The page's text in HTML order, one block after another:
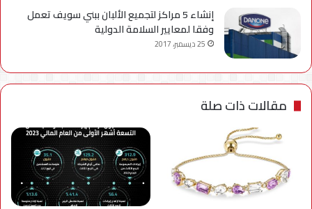
إنشاء 5 مراكز لتجميع الألبان ببني سويف تعمل
وفقا لمعايير السلامة الدولية
25 ديسمبر، 2017
مقالات ذات صلة